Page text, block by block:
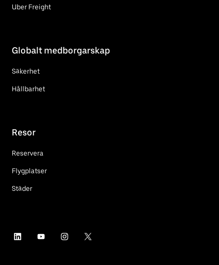
Uber Freight
Globalt medborgarskap
Säkerhet
Hållbarhet
Resor
Reservera
Flygplatser
Städer